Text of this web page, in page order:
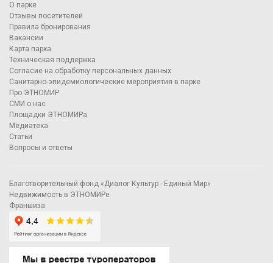
О парке
Отзывы посетителей
Правила бронирования
Вакансии
Карта парка
Техническая поддержка
Согласие на обработку персональных данных
Санитарно-эпидемиологические мероприятия в парке
Про ЭТНОМИР
СМИ о нас
Площадки ЭТНОМИРа
Медиатека
Статьи
Вопросы и ответы
Благотворительный фонд «Диалог Культур - Единый Мир»
Недвижимость в ЭТНОМИРе
Франшиза